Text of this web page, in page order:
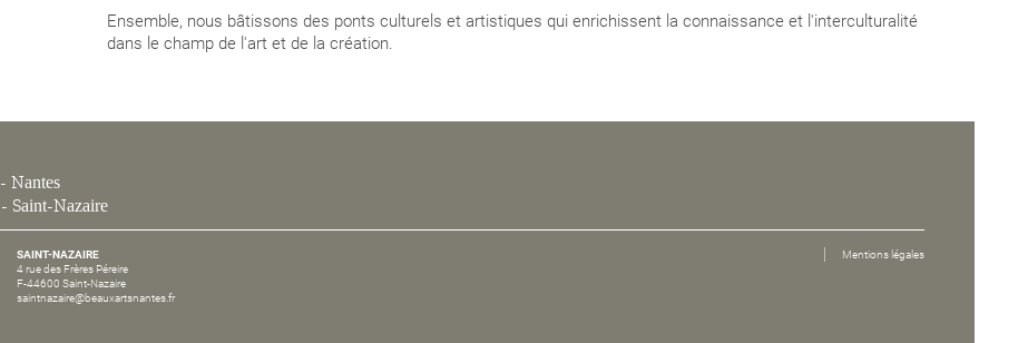
Ensemble, nous bâtissons des ponts culturels et artistiques qui enrichissent la connaissance et l'interculturalité
dans le champ de l'art et de la création.
- Nantes
- Saint-Nazaire
SAINT-NAZAIRE
4 rue des Frères Péreire
F-44600 Saint-Nazaire
saintnazaire@beauxartsnantes.fr
Mentions légales